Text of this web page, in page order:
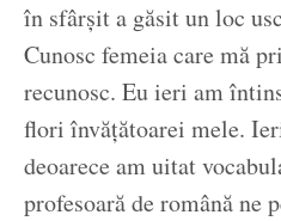
în sfârșit a găsit un loc
Cunosc femeia care mă
recunosc. Eu ieri am
flori învățătoarei mele.
deoarece am uitat
profesoară de română ne